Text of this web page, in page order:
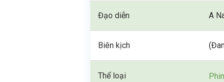
Đạo diễn A
Biên kịch
Thể loại